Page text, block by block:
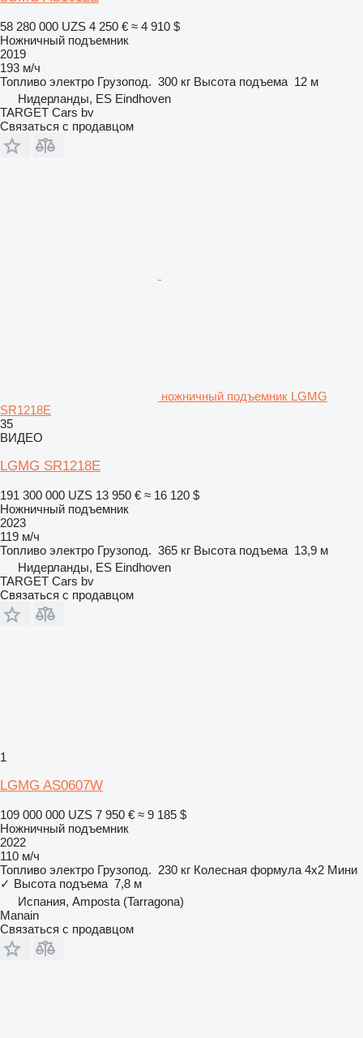
58 280 000 UZS 4 250 € ≈ 4 910 $
Ножничный подъемник
2019
193 м/ч
Топливо электро Грузопод. 300 кг Высота подъема 12 м
Нидерланды, ES Eindhoven
TARGET Cars bv
Связаться с продавцом
ножничный подъемник LGMG
SR1218E
35
ВИДЕО
LGMG SR1218E
191 300 000 UZS 13 950 € ≈ 16 120 $
Ножничный подъемник
2023
119 м/ч
Топливо электро Грузопод. 365 кг Высота подъема 13,9 м
Нидерланды, ES Eindhoven
TARGET Cars bv
Связаться с продавцом
1
LGMG AS0607W
109 000 000 UZS 7 950 € ≈ 9 185 $
Ножничный подъемник
2022
110 м/ч
Топливо электро Грузопод. 230 кг Колесная формула 4x2 Мини
✓ Высота подъема 7,8 м
Испания, Amposta (Tarragona)
Manain
Связаться с продавцом